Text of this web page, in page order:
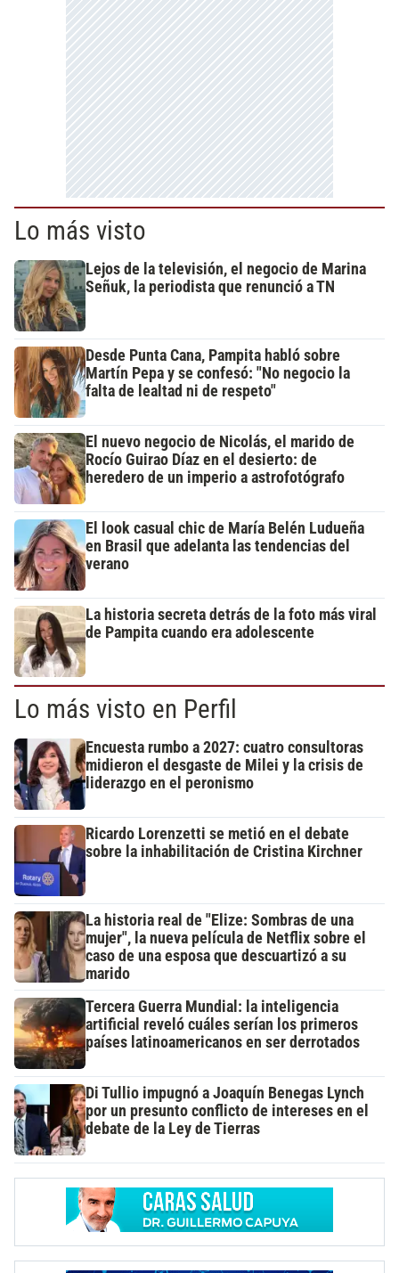
Lo más visto
Lejos de la televisión, el negocio de Marina
Señuk, la periodista que renunció a TN
Desde Punta Cana, Pampita habló sobre
Martín Pepa y se confesó: "No negocio la
falta de lealtad ni de respeto"
El nuevo negocio de Nicolás, el marido de
Rocío Guirao Díaz en el desierto: de
heredero de un imperio a astrofotógrafo
El look casual chic de María Belén Ludueña
en Brasil que adelanta las tendencias del
verano
La historia secreta detrás de la foto más viral
de Pampita cuando era adolescente
Lo más visto en Perfil
Encuesta rumbo a 2027: cuatro consultoras
midieron el desgaste de Milei y la crisis de
liderazgo en el peronismo
Ricardo Lorenzetti se metió en el debate
sobre la inhabilitación de Cristina Kirchner
La historia real de "Elize: Sombras de una
mujer", la nueva película de Netflix sobre el
caso de una esposa que descuartizó a su
marido
Tercera Guerra Mundial: la inteligencia
artificial reveló cuáles serían los primeros
países latinoamericanos en ser derrotados
Di Tullio impugnó a Joaquín Benegas Lynch
por un presunto conflicto de intereses en el
debate de la Ley de Tierras